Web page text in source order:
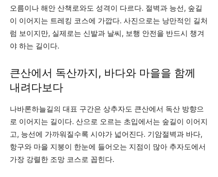
오름이나 해안 산책로와도 성격이 다르다. 절벽과 능선, 숲길
이 이어지는 트레킹 코스에 가깝다. 사진으로는 낭만적인 길처
럼 보이지만, 실제로는 신발과 날씨, 보행 안전을 반드시 챙겨
야 하는 길이다.
큰산에서 독산까지, 바다와 마을을 함께
내려다보다
나바론하늘길의 대표 구간은 상추자도 큰산에서 독산 방향으
로 이어지는 길이다. 산으로 오르는 초입에서는 숲길이 이어지
고, 능선에 가까워질수록 시야가 넓어진다. 기암절벽과 바다,
항구와 마을 지붕이 한눈에 들어오는 지점이 많아 추자도에서
가장 강렬한 조망 코스로 꼽힌다.